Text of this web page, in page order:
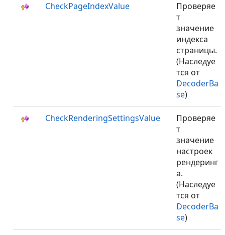
CheckPageIndexValue
Проверяе
т
значение
индекса
страницы.
(Наследуе
тся от
DecoderBa
se)
CheckRenderingSettingsValue
Проверяе
т
значение
настроек
рендеринг
а.
(Наследуе
тся от
DecoderBa
se)